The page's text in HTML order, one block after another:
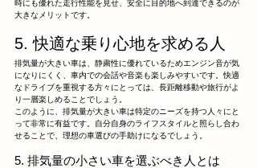
時にも優れた走行性能を見せ、安全に目的地へ到達できるのが
大きなメリットです。
5. 快適な乗り心地を求める人
排気量が大きい車は、静粛性に優れているためエンジン音が気
になりにくく、車内での会話や音楽も楽しみやすいです。快適
なドライブを重視する方々にとっては、長距離移動や旅行がよ
り一層楽しめることでしょう。
このように、排気量が大きい車は特定のニーズを持つ人々にと
って非常に有益です。自分自身のライフスタイルと照らし合わ
せることで、理想の車選びの手助けになるでしょう。
5. 排気量の小さい車を選ぶべき人とは